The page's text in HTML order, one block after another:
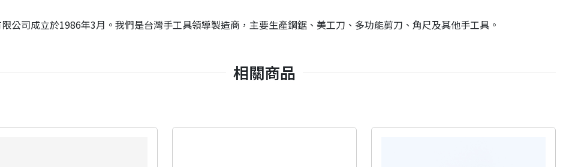
公司成立於1986年3月。我們是台灣手工具領導製造商，主要生產鋼鋸、美工刀、多功能剪刀、角尺及其他手工具。
相關商品